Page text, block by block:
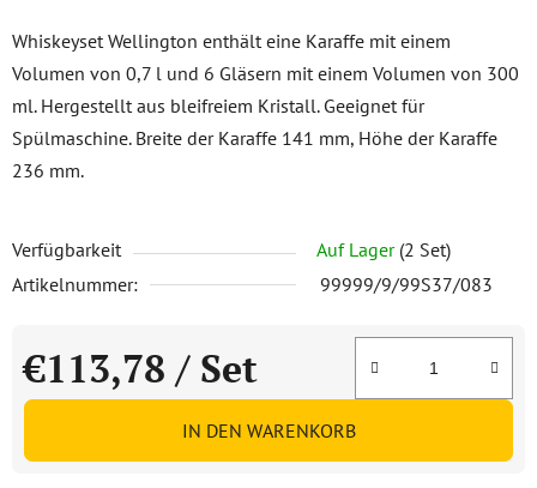
Whiskeyset Wellington enthält eine Karaffe mit einem
Volumen von 0,7 l und 6 Gläsern mit einem Volumen von 300
ml. Hergestellt aus bleifreiem Kristall. Geeignet für
Spülmaschine. Breite der Karaffe 141 mm, Höhe der Karaffe
236 mm.
Verfügbarkeit Auf Lager (2 Set)
Artikelnummer:
99999/9/99S37/083
€113,78 / Set
Verkaufspreis:
IN DEN WARENKORB